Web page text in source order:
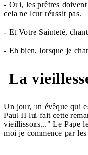
- Oui, les prêtres
cela ne leur réussit pas.
- Et Votre Sainteté,
- Eh bien, lorsque je
La
Un jour, un évêque qui
Paul II lui fait cette
vieillissons..." Le Pape
moi je commence par